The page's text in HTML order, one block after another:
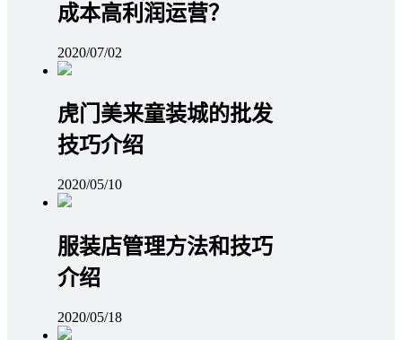
成本高利润运营？
2020/07/02
虎门美来童装城的批发
技巧介绍
2020/05/10
服装店管理方法和技巧
介绍
2020/05/18